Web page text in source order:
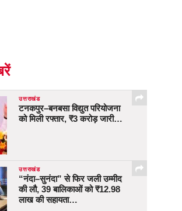
उत्तराखंड
टनकपुर–बनबसा विद्युत परियोजना
को मिली रफ्तार, ₹3 करोड़ जारी…
उत्तराखंड
“नंदा–सुनंदा” से फिर जली उम्मीद
की लौ, 39 बालिकाओं को ₹12.98
लाख की सहायता…